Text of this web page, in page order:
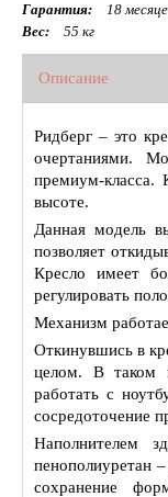
Гарантия:
18
Вес:
55 кг
Описание
Ридберг – это
очертаниями.
премиум-класса.
высоте.
Данная модель
позволяет
Кресло имеет
регулировать
Механизм
Откинувшись в
целом. В таком
работать с
сосредоточение
Наполнителем
пенополиуретан
сохранение